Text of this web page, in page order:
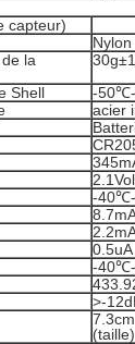
capteur)
la
Shell
-
acier
-
0.5uA
-
>-